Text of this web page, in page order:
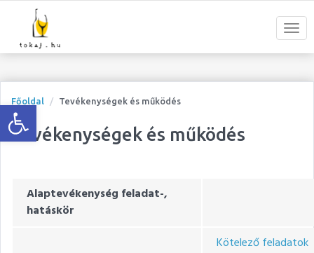
Open toolbar
Főoldal Tevékenységek és működés
Tevékenységek és működés
Alaptevékenység feladat-,
hatáskör
Kötelező feladatok